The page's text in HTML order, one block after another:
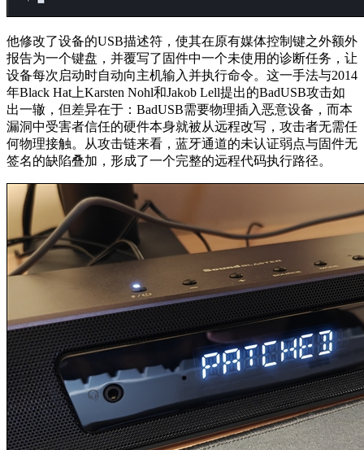
他修改了设备的USB描述符，使其在原有媒体控制键之外额外
报告为一个键盘，并覆写了固件中一个未使用的诊断任务，让
设备每次启动时自动向主机输入并执行命令。这一手法与2014
年Black Hat上Karsten Nohl和Jakob Lell提出的BadUSB攻击如
出一辙，但差异在于：BadUSB需要物理插入恶意设备，而本
漏洞中受害者信任的硬件本身就被从远程改写，攻击者无需任
何物理接触。从攻击链来看，蓝牙通道的未认证弱点与固件无
签名的缺陷叠加，形成了一个完整的远程代码执行路径。